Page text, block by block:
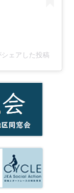
ェアした投稿